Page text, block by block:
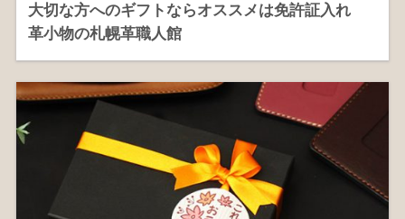
大切な方へのギフトならオススメは免許証入れ
革小物の札幌革職人館